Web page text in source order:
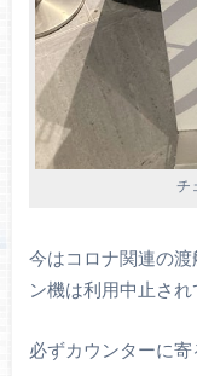
チ
今はコロナ関連の
ン機は利用中止され
必ずカウンターに寄